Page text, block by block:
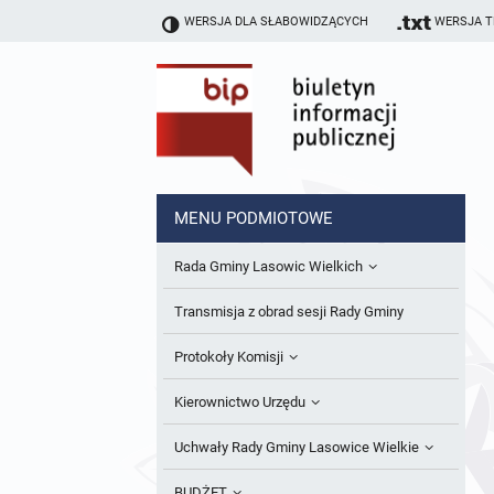
WERSJA DLA SŁABOWIDZĄCYCH WERSJA
MENU PODMIOTOWE
Rada Gminy Lasowic Wielkich
Sesje Rady Gminy
Skład Rady Gminy
Interpelacje i Zapytania Radnych
Komisje Rady Gminy i informacja o
Transmisja z obrad sesji Rady Gminy
Protokoły Komisji
Komisja Budżetu i Finansów
Komisja Oświatowa
Kierownictwo Urzędu
Wójt
Uchwały Rady Gminy Lasowice Wielkie